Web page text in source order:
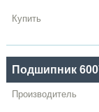
Подшипник